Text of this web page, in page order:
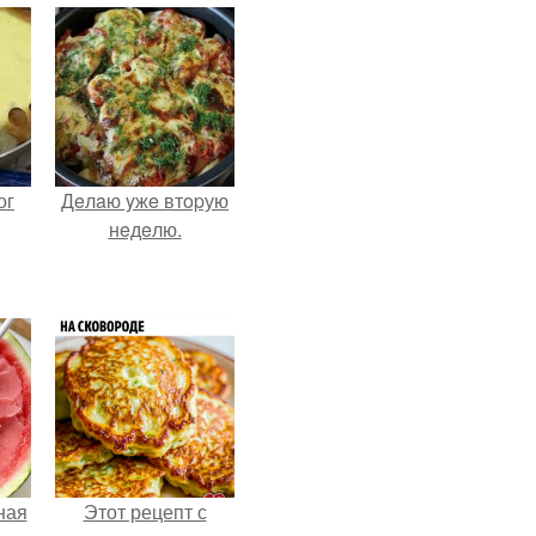
Дeлaю yжe втopую
нeдeлю.
Этот рецепт с